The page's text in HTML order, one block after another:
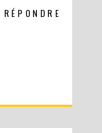
RÉPONDRE